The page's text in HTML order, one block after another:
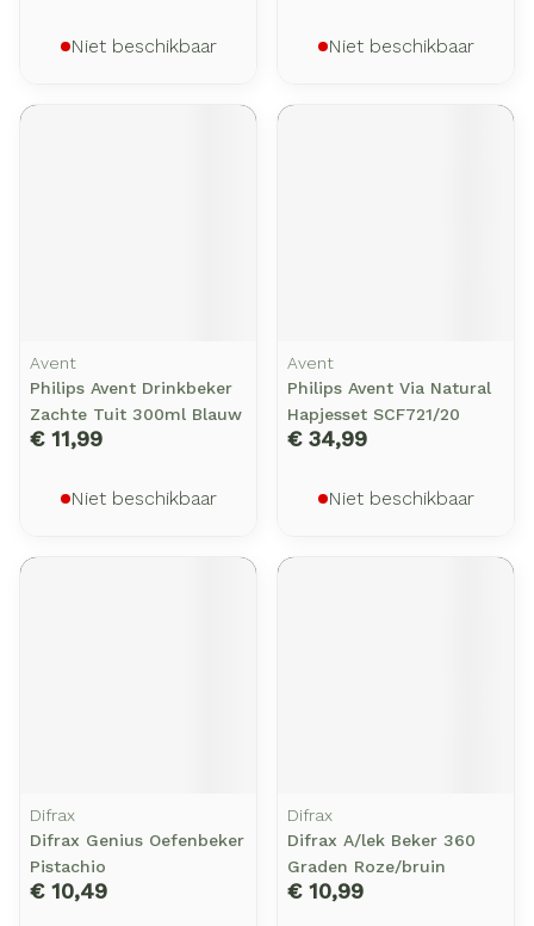
Niet beschikbaar Niet beschikbaar
Avent
Philips Avent Drinkbeker
Zachte Tuit 300ml Blauw
€ 11,99
Niet beschikbaar
Avent
Philips Avent Via Natural
Hapjesset SCF721/20
€ 34,99
Niet beschikbaar
Difrax
Difrax Genius Oefenbeker
Pistachio
€ 10,49
Difrax
Difrax A/lek Beker 360
Graden Roze/bruin
€ 10,99